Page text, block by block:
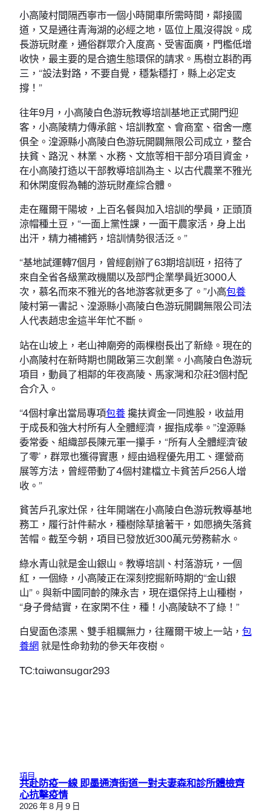
小高陵村間隔西寧市一個小時開車所需時間，鄰接國
道，又是通往青海湖的必經之地，區位上風沒得說。成
長游玩財產，通俗群眾介入度高、受害面廣，門檻低增
收快，最主要的是合適生態環保的請求。馬樹立斟酌再
三，“設法對路，不要自覺，穩紮穩打，縣上必定支
撐！”
往年9月，小高陵白色游玩教導培訓基地正式開門迎
客，小高陵精力傳承館、培訓教室、會商室、宿舍一應
俱全。湟源縣小高陵白色游玩開闢無限公司成立，整合
扶貧、路況、林業、水務、文旅等相干部分項目資金，
在小高陵打造以干部教導培訓為主、以古代農業不雅光
和休閑度假為輔的游玩財產綜合體。
走在羅爾干陽坡，上百名餐與加入培訓的學員，正頭頂
涼帽種土豆，“一面上黨性課，一面干農家活，身上出
出汗，精力補補鈣，培訓情勢很活泛。”
“基地試運轉7個月，曾經創辦了63期培訓班，招待了
來自全省各級黨政機關以及部門企業學員近3000人
次，慕名而來不雅光的各地游客就更多了。”小高包養
陵村第一書記、湟源縣小高陵白色游玩開闢無限公司法
人代表趙忠金這半年忙不斷。
站在山坡上，老山神廟旁的兩棵樹長出了新綠。現在的
小高陵村在新時期也開啟第三次創業。小高陵白色游玩
項目，動員了相鄰的年夜高陵、馬家灣和尕莊3個村配
合介入。
“4個村拿出當局專項包養攙扶資金一同進股，收益用
于成長和強大村所有人全體經濟，握指成拳。”湟源縣
委常委、組織部長陳元軍一攥手，“所有人全體經濟‘破
了零’，群眾也獲得實惠，經由過程優先用工、運營商
展等方法，曾經帶動了4個村建檔立卡貧苦戶256人增
收。”
貧苦戶孔家灶保，往年開端在小高陵白色游玩教導基地
務工，履行計件薪水，種樹除草搶著干，如愿摘失落貧
苦帽。截至今朝，項目已發放近300萬元勞務薪水。
綠水青山就是金山銀山。教導培訓、村落游玩，一個
紅，一個綠，小高陵正在深刻挖掘新時期的“金山銀
山”。與新中國同齡的陳永吉，現在還保持上山種樹，
“身子骨結實，在家閑不住，種！小高陵缺不了綠！”
白叟面色漆黑、雙手粗糲無力，往羅爾干坡上一站， 包
養網就是性命勃勃的參天年夜樹。
TC:taiwansugar293
項目
共赴防疫一線 即墨通濟街道一對夫妻森和診所體檢齊
心抗擊疫情
2026 年 8 月 9 日